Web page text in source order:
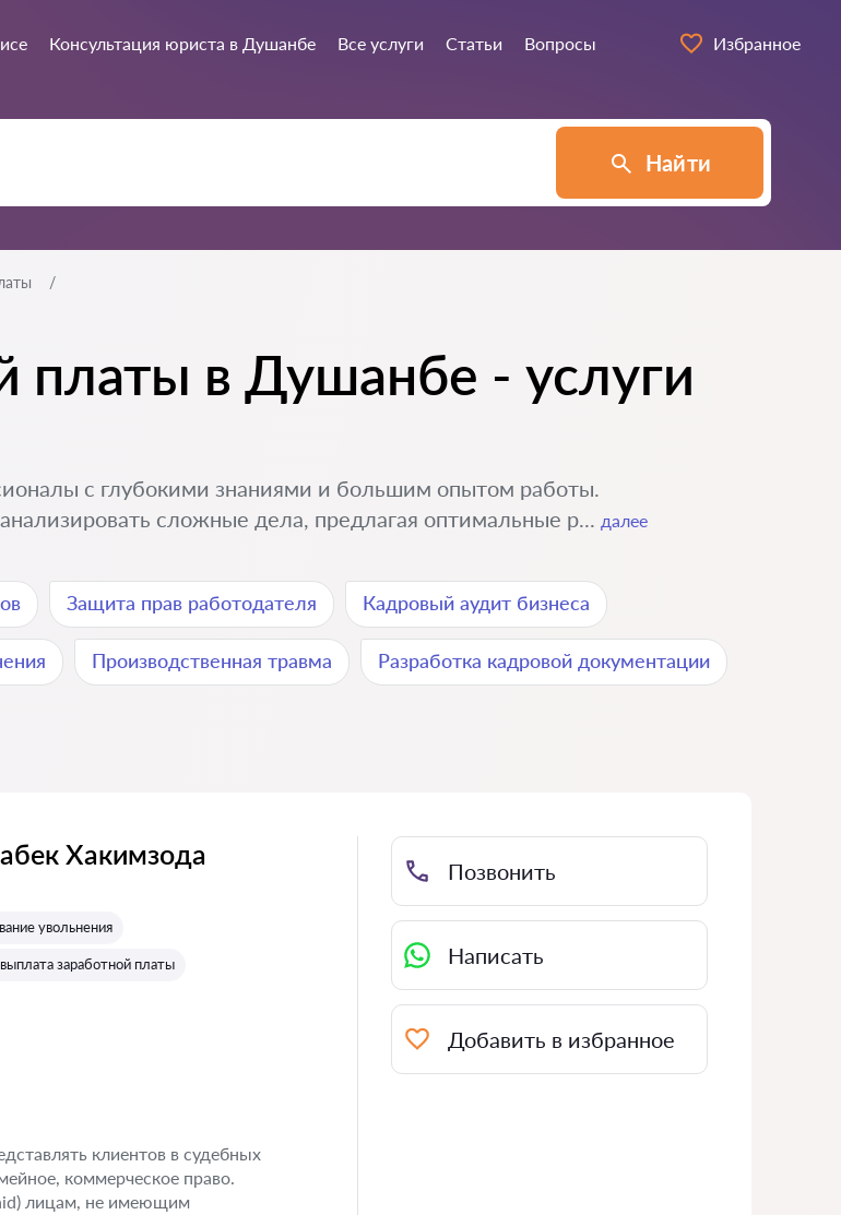
Консультация юриста в Душанбе Все услуги Статьи Вопросы Избранное
Найти
платы в Душанбе - услуги
с глубокими знаниями и большим опытом работы.
сложные дела, предлагая оптимальные р... далее
Защита прав работодателя Кадровый аудит бизнеса
Производственная травма Разработка кадровой документации
Хакимзода
увольнения
заработной платы
клиентов в судебных
коммерческое право.
лицам, не имеющим
Позвонить
Написать
Добавить в избранное